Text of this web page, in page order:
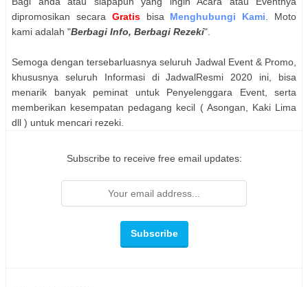
dipromosikan secara Gratisbisa Menghubungi Kami . Moto
kami adalah "Berbagi Info, Berbagi Rezeki".
Semoga dengan tersebarluasnya seluruh Jadwal Event & Promo,
khususnya seluruh Informasi di JadwalResmi 2020 ini, bisa
menarik banyak peminat untuk Penyelenggara Event, serta
memberikan kesempatan pedagang kecil ( Asongan, Kaki Lima
dll ) untuk mencari rezeki.
Subscribe to receive free email updates: